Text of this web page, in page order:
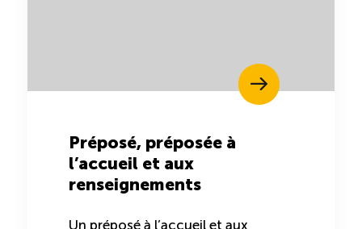
Préposé, préposée à
l’accueil et aux
renseignements
Un préposé à l’accueil et aux